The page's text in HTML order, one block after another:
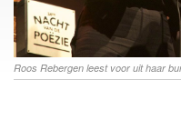
Roos Rebergen leest voor uit haar